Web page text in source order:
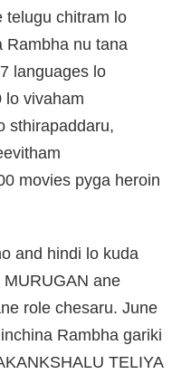
telugu chitram lo
Rambha nu tana
languages lo
lo vivaham
sthirapaddaru,
movies pyga heroin
and hindi lo kuda
ane
role chesaru. June
Rambha gariki
TELIYA